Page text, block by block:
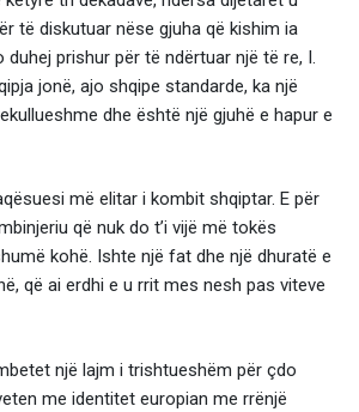
të diskutuar nëse gjuha që kishim ia
prishur për të ndërtuar një të re, I.
jonë, ajo shqipe standarde, ka një
dhe është një gjuhë e hapur e
më elitar i kombit shqiptar. E për
që nuk do t’i vijë më tokës
kohë. Ishte një fat dhe një dhuratë e
që ai erdhi e u rrit mes nesh pas viteve
një lajm i trishtueshëm për çdo
me identitet europian me rrënjë